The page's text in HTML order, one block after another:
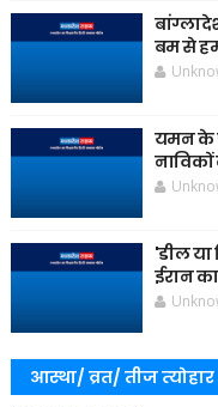
बम से
यमन के
नाविकों
'डील या
ईरान
आस्था/ व्रत/ तीज त्‍योहार